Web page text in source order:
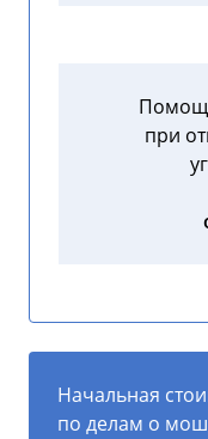
при
Начальная
по делам о